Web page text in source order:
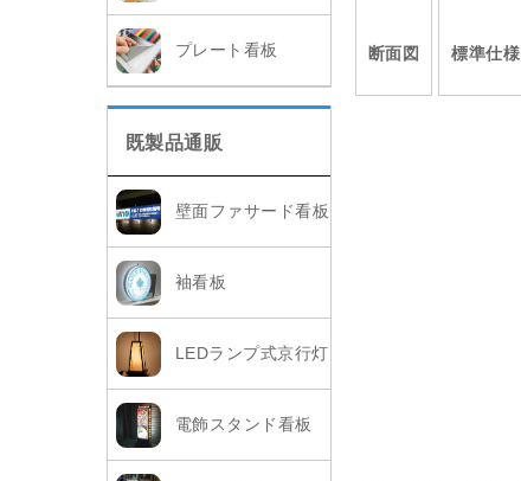
プレート看板
既製品通販
壁面ファサード看板
袖看板
LEDランプ式京行灯
電飾スタンド看板
断面図 標準仕様